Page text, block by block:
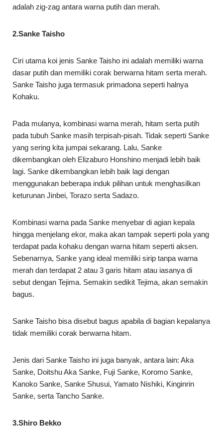
adalah zig-zag antara warna putih dan merah.
2.Sanke Taisho
Ciri utama koi jenis Sanke Taisho ini adalah memiliki warna
dasar putih dan memiliki corak berwarna hitam serta merah.
Sanke Taisho juga termasuk primadona seperti halnya
Kohaku.
Pada mulanya, kombinasi warna merah, hitam serta putih
pada tubuh Sanke masih terpisah-pisah. Tidak seperti Sanke
yang sering kita jumpai sekarang. Lalu, Sanke
dikembangkan oleh Elizaburo Honshino menjadi lebih baik
lagi. Sanke dikembangkan lebih baik lagi dengan
menggunakan beberapa induk pilihan untuk menghasilkan
keturunan Jinbei, Torazo serta Sadazo.
Kombinasi warna pada Sanke menyebar di agian kepala
hingga menjelang ekor, maka akan tampak seperti pola yang
terdapat pada kohaku dengan warna hitam seperti aksen.
Sebenarnya, Sanke yang ideal memiliki sirip tanpa warna
merah dan terdapat 2 atau 3 garis hitam atau iasanya di
sebut dengan Tejima. Semakin sedikit Tejima, akan semakin
bagus.
Sanke Taisho bisa disebut bagus apabila di bagian kepalanya
tidak memiliki corak berwarna hitam.
Jenis dari Sanke Taisho ini juga banyak, antara lain: Aka
Sanke, Doitshu Aka Sanke, Fuji Sanke, Koromo Sanke,
Kanoko Sanke, Sanke Shusui, Yamato Nishiki, Kinginrin
Sanke, serta Tancho Sanke.
3.Shiro Bekko